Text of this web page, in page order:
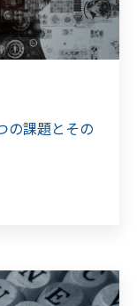
の課題とその